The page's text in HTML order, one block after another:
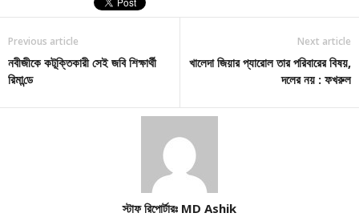
Previous article
নবী‌জীকে কটূক্তিকারী সেই জ‌বি শিক্ষার্থী
রিমা‌ন্ডে
Next article
খালেদা জিয়ার প্যারোল তার পরিবারের বিষয়,
দলের নয় : ফখরুল
স্টাফ রিপোর্টারঃ MD Ashik